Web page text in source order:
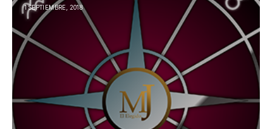
1 SEPTIEMBRE, 2018